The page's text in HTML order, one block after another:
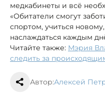
медкабинеты и всё
«Обитатели смогут
спортом, учиться
наслаждаться каждым
Читайте также: Мэрия
следить за
Автор:Алексей